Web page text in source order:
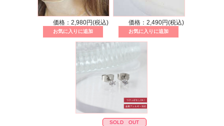
価格：2,980円(税込) 価格：2,490円(税込)
SOLD OUT